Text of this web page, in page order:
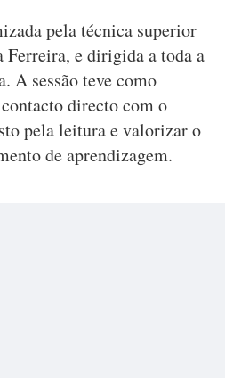
pela técnica superior
e dirigida a toda a
A sessão teve como
directo com o
pela leitura e valorizar o
de aprendizagem.